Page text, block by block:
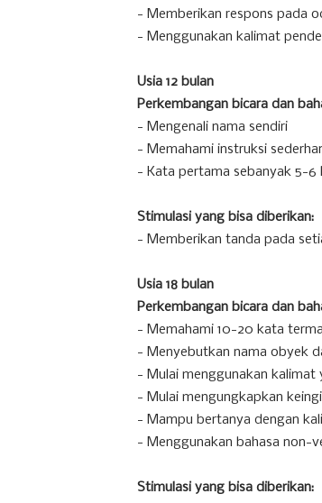
- Memberikan respons pada
- Menggunakan kalimat
Usia 12 bulan
Perkembangan bicara dan
- Mengenali nama sendiri
- Memahami instruksi
- Kata pertama sebanyak 5-6
Stimulasi yang bisa diberikan:
- Memberikan tanda pada
Usia 18 bulan
Perkembangan bicara dan
- Memahami 10-20 kata
- Menyebutkan nama obyek
- Mulai menggunakan kalimat
- Mulai mengungkapkan
- Mampu bertanya dengan
- Menggunakan bahasa non-
Stimulasi yang bisa diberikan: